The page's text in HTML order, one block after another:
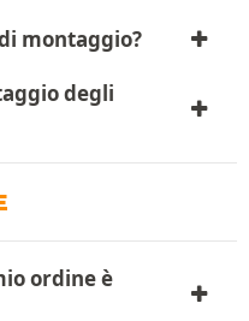
montaggio?
degli
ordine è